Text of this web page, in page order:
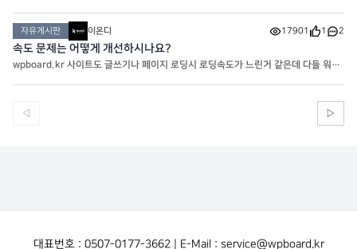
자유게시판 이온디 17901 1 2
속도 문제는 어떻게 개선하시나요?
wpboard.kr 사이트도 글쓰기나 페이지 로딩시 로딩속도가 느린거 같은데 다들 워프
◁ ▷
대표번호 : 0507-0177-3662 | E-Mail : service@wpboard.kr